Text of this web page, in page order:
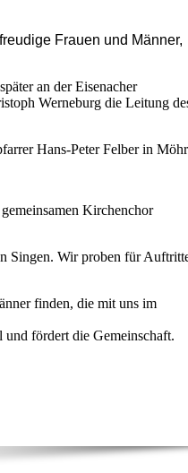
Frauen und Männer,
an der Eisenacher
Werneburg die Leitung
Hans-Peter Felber in
Kirchenchor
Singen. Wir proben für
finden, die mit uns im
fördert die Gemeinschaft.